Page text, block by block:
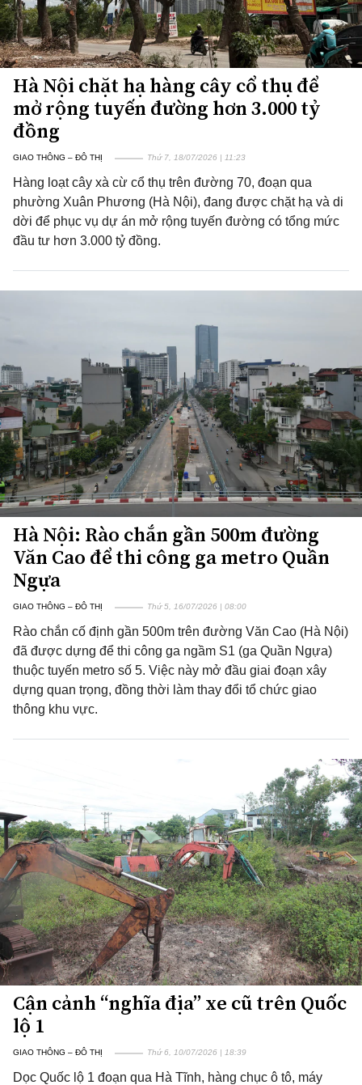
Hà Nội chặt hạ hàng cây cổ thụ để
mở rộng tuyến đường hơn 3.000 tỷ
đồng
GIAO THÔNG – ĐÔ THỊ Thứ 7, 18/07/2026 | 11:23
Hàng loạt cây xà cừ cổ thụ trên đường 70, đoạn qua
phường Xuân Phương (Hà Nội), đang được chặt hạ và di
dời để phục vụ dự án mở rộng tuyến đường có tổng mức
đầu tư hơn 3.000 tỷ đồng.
Hà Nội: Rào chắn gần 500m đường
Văn Cao để thi công ga metro Quần
Ngựa
GIAO THÔNG – ĐÔ THỊ Thứ 5, 16/07/2026 | 08:00
Rào chắn cố định gần 500m trên đường Văn Cao (Hà Nội)
đã được dựng để thi công ga ngầm S1 (ga Quần Ngựa)
thuộc tuyến metro số 5. Việc này mở đầu giai đoạn xây
dựng quan trọng, đồng thời làm thay đổi tổ chức giao
thông khu vực.
Cận cảnh “nghĩa địa” xe cũ trên Quốc
lộ 1
GIAO THÔNG – ĐÔ THỊ Thứ 6, 10/07/2026 | 18:39
Dọc Quốc lộ 1 đoạn qua Hà Tĩnh, hàng chục ô tô, máy